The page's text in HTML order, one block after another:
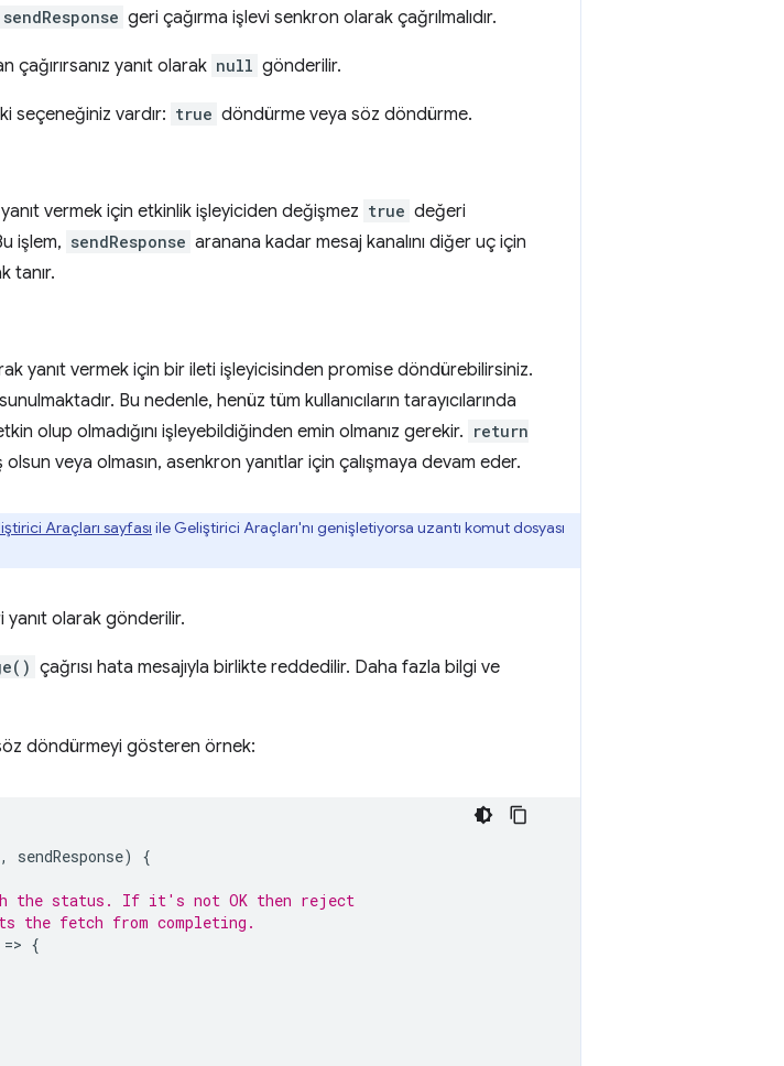
sendResponse geri çağırma işlevi senkron olarak çağrılmalıdır.
yanıt olarak null gönderilir.
seçeneğiniz vardır: true döndürme veya söz döndürme.
vermek için etkinlik işleyiciden değişmez true değeri
işlem, sendResponse aranana kadar mesaj kanalını diğer uç için
tanır.
yanıt vermek için bir ileti işleyicisinden promise döndürebilirsiniz.
Bu nedenle, henüz tüm kullanıcıların tarayıcılarında
olup olmadığını işleyebildiğinden emin olmanız gerekir. return
veya olmasın, asenkron yanıtlar için çalışmaya devam eder.
Araçları sayfası ile Geliştirici Araçları'nı genişletiyorsa uzantı komut dosyası
olarak gönderilir.
çağrısı hata mesajıyla birlikte reddedilir. Daha fazla bilgi ve
döndürmeyi gösteren örnek:
, sendResponse)
{
the status. If it's not OK then reject
the fetch from completing.
=> {